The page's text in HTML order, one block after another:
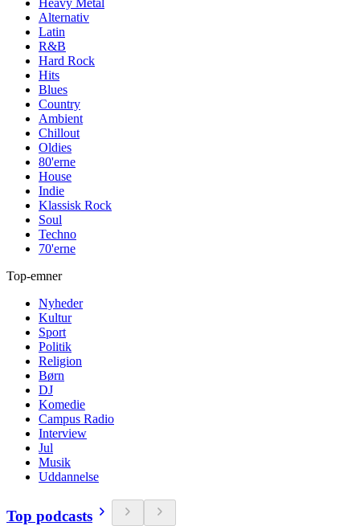
Heavy Metal
Alternativ
Latin
R&B
Hard Rock
Hits
Blues
Country
Ambient
Chillout
Oldies
80'erne
House
Indie
Klassisk Rock
Soul
Techno
70'erne
Top-emner
Nyheder
Kultur
Sport
Politik
Religion
Børn
DJ
Komedie
Campus Radio
Interview
Jul
Musik
Uddannelse
Top podcasts